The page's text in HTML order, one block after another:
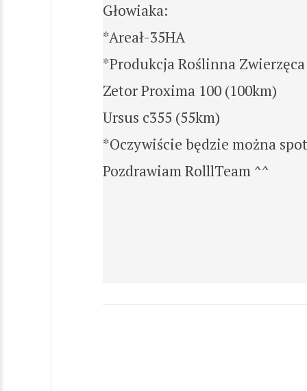
Głowiaka:
*Areał-35HA
*Produkcja Roślinna Zwierzęca
Zetor Proxima 100 (100km)
Ursus c355 (55km)
*Oczywiście będzie można
Pozdrawiam RolllTeam ^^